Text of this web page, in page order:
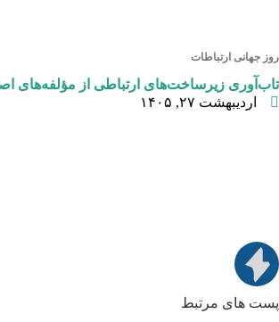
روز جهانی ارتباطات
تاب‌آوری زیرساخت‌های ارتباطی از مؤلفه‌های
اردیبهشت ۲۷, ۱۴۰۵
پست های مرتبط